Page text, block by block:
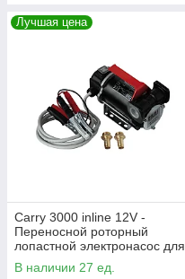
Лучшая цена
Carry 3000 inline 12V -
Переносной роторный
лопастной электронасос для
ДТ, 50 л/мин, PIUSI
В наличии 27 ед.